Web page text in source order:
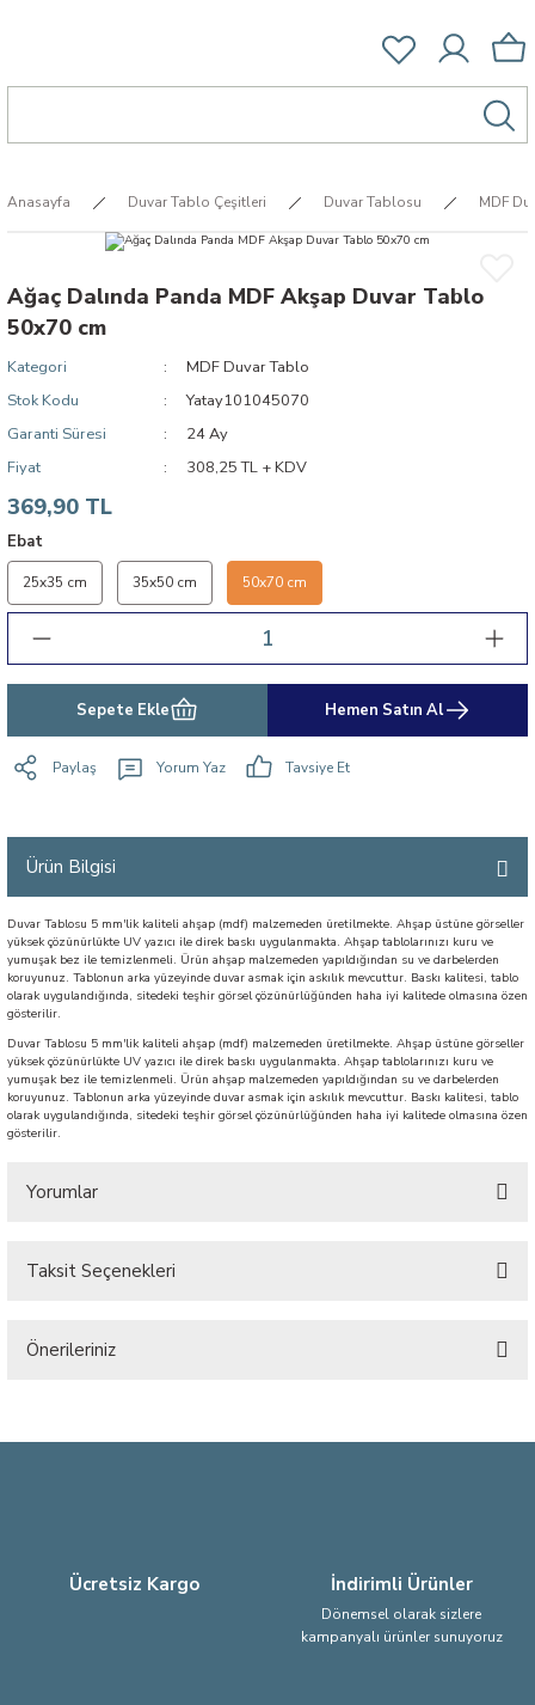
Anasayfa Duvar Tablo Çeşitleri Duvar Tablosu MDF
Ağaç Dalında Panda MDF Akşap Duvar Tablo
50x70 cm
Kategori
MDF Duvar Tablo
Stok Kodu
Yatay101045070
Garanti Süresi
24 Ay
Fiyat
308,25 TL + KDV
369,90 TL
Ebat
25x35 cm 35x50 cm 50x70 cm
Sepete Ekle Hemen Satın Al
Paylaş Yorum Yaz Tavsiye Et
Ürün Bilgisi
Duvar Tablosu 5 mm'lik kaliteli ahşap (mdf) malzemeden üretilmekte. Ahşap üstüne görseller
yüksek çözünürlükte UV yazıcı ile direk baskı uygulanmakta. Ahşap tablolarınızı kuru ve
yumuşak bez ile temizlenmeli. Ürün ahşap malzemeden yapıldığından su ve darbelerden
koruyunuz. Tablonun arka yüzeyinde duvar asmak için askılık mevcuttur. Baskı kalitesi, tablo
olarak uygulandığında, sitedeki teşhir görsel çözünürlüğünden haha iyi kalitede olmasına özen
gösterilir.
Duvar Tablosu 5 mm'lik kaliteli ahşap (mdf) malzemeden üretilmekte. Ahşap üstüne görseller
yüksek çözünürlükte UV yazıcı ile direk baskı uygulanmakta. Ahşap tablolarınızı kuru ve
yumuşak bez ile temizlenmeli. Ürün ahşap malzemeden yapıldığından su ve darbelerden
koruyunuz. Tablonun arka yüzeyinde duvar asmak için askılık mevcuttur. Baskı kalitesi, tablo
olarak uygulandığında, sitedeki teşhir görsel çözünürlüğünden haha iyi kalitede olmasına özen
gösterilir.
Yorumlar
Taksit Seçenekleri
Önerileriniz
Ürün açıklamasında eksik bilgiler bulunuyor.
Ücretsiz Kargo İndirimli Ürünler
Dönemsel olarak sizlere
kampanyalı ürünler sunuyoruz